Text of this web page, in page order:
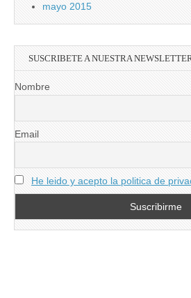
mayo 2015
SUSCRIBETE A NUESTRA
Nombre
Email
He leido y acepto la politica de